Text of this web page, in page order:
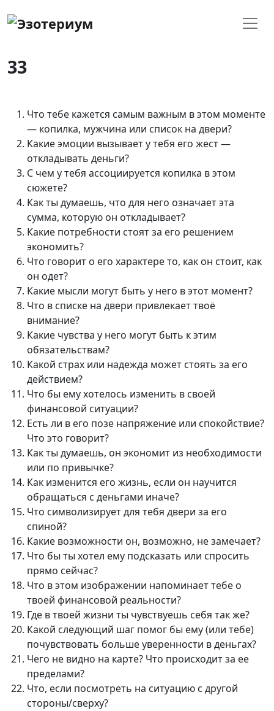
33
Что тебе кажется самым важным в этом моменте
— копилка, мужчина или список на двери?
Какие эмоции вызывает у тебя его жест —
откладывать деньги?
С чем у тебя ассоциируется копилка в этом
сюжете?
Как ты думаешь, что для него означает эта
сумма, которую он откладывает?
Какие потребности стоят за его решением
экономить?
Что говорит о его характере то, как он стоит, как
он одет?
Какие мысли могут быть у него в этот момент?
Что в списке на двери привлекает твоё
внимание?
Какие чувства у него могут быть к этим
обязательствам?
Какой страх или надежда может стоять за его
действием?
Что бы ему хотелось изменить в своей
финансовой ситуации?
Есть ли в его позе напряжение или спокойствие?
Что это говорит?
Как ты думаешь, он экономит из необходимости
или по привычке?
Как изменится его жизнь, если он научится
обращаться с деньгами иначе?
Что символизирует для тебя двери за его
спиной?
Какие возможности он, возможно, не замечает?
Что бы ты хотел ему подсказать или спросить
прямо сейчас?
Что в этом изображении напоминает тебе о
твоей финансовой реальности?
Где в твоей жизни ты чувствуешь себя так же?
Какой следующий шаг помог бы ему (или тебе)
почувствовать больше уверенности в деньгах?
Чего не видно на карте? Что происходит за ее
пределами?
Что, если посмотреть на ситуацию с другой
стороны/сверху?